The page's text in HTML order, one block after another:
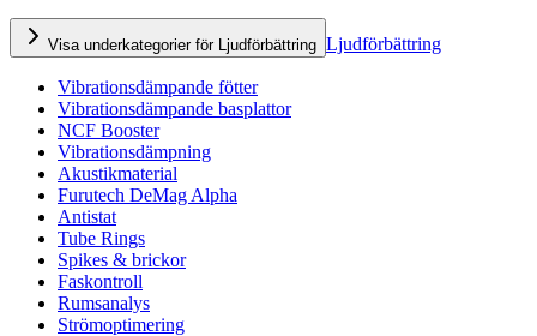
Visa underkategorier för Ljudförbättring Ljudförbättring
Vibrationsdämpande fötter
Vibrationsdämpande basplattor
NCF Booster
Vibrationsdämpning
Akustikmaterial
Furutech DeMag Alpha
Antistat
Tube Rings
Spikes & brickor
Faskontroll
Rumsanalys
Strömoptimering